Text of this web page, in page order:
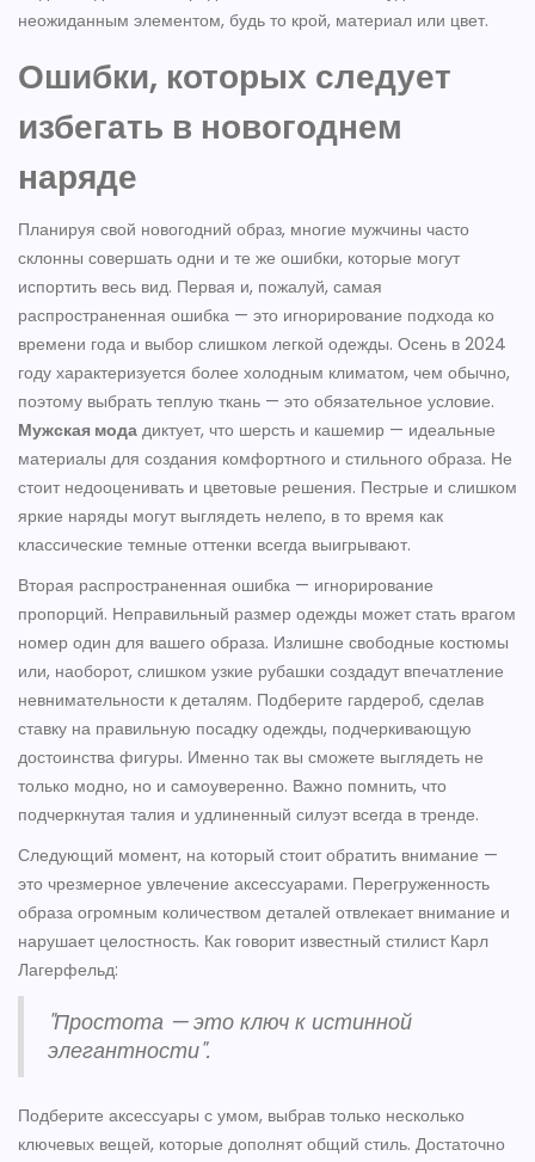
неожиданным элементом, будь то крой, материал или цвет.
Ошибки, которых следует
избегать в новогоднем
наряде
Планируя свой новогодний образ, многие мужчины часто
склонны совершать одни и те же ошибки, которые могут
испортить весь вид. Первая и, пожалуй, самая
распространенная ошибка — это игнорирование подхода ко
времени года и выбор слишком легкой одежды. Осень в 2024
году характеризуется более холодным климатом, чем обычно,
поэтому выбрать теплую ткань — это обязательное условие.
Мужская мода диктует, что шерсть и кашемир — идеальные
материалы для создания комфортного и стильного образа. Не
стоит недооценивать и цветовые решения. Пестрые и слишком
яркие наряды могут выглядеть нелепо, в то время как
классические темные оттенки всегда выигрывают.
Вторая распространенная ошибка — игнорирование
пропорций. Неправильный размер одежды может стать врагом
номер один для вашего образа. Излишне свободные костюмы
или, наоборот, слишком узкие рубашки создадут впечатление
невнимательности к деталям. Подберите гардероб, сделав
ставку на правильную посадку одежды, подчеркивающую
достоинства фигуры. Именно так вы сможете выглядеть не
только модно, но и самоуверенно. Важно помнить, что
подчеркнутая талия и удлиненный силуэт всегда в тренде.
Следующий момент, на который стоит обратить внимание —
это чрезмерное увлечение аксессуарами. Перегруженность
образа огромным количеством деталей отвлекает внимание и
нарушает целостность. Как говорит известный стилист Карл
Лагерфельд:
"Простота — это ключ к истинной
элегантности".
Подберите аксессуары с умом, выбрав только несколько
ключевых вещей, которые дополнят общий стиль. Достаточно